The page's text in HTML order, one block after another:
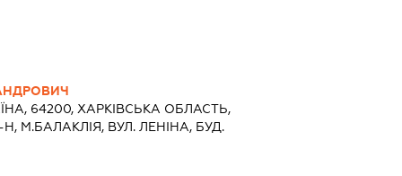
64200, ХАРКIВСЬКА ОБЛАСТЬ,
М.БАЛАКЛІЯ, ВУЛ. ЛЕНІНА, БУД.